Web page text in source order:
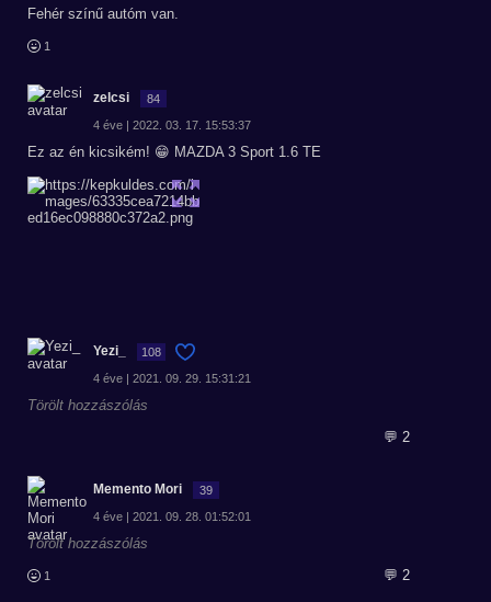
Fehér színű autóm van.
1
zelcsi 84
4 éve | 2022. 03. 17. 15:53:37
Ez az én kicsikém! 😁 MAZDA 3 Sport 1.6 TE
Yezi_ 108
4 éve | 2021. 09. 29. 15:31:21
Törölt hozzászólás
💬 2
Memento Mori 39
4 éve | 2021. 09. 28. 01:52:01
Törölt hozzászólás
1 💬 2